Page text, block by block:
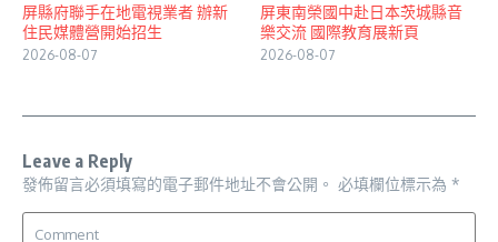
屏縣府聯手在地電視業者 辦新
住民媒體營開始招生
2026-08-07
屏東南榮國中赴日本茨城縣音
樂交流 國際教育展新頁
2026-08-07
Leave a Reply
發佈留言必須填寫的電子郵件地址不會公開。 必填欄位標示為 *